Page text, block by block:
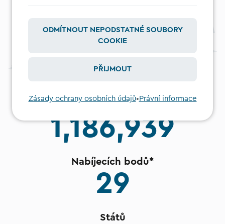
1,186,939
Nabíjecích bodů*
29
Států
ODMÍTNOUT NEPODSTATNÉ SOUBORY
COOKIE
PŘIJMOUT
Zásady ochrany osobních údajů• Právní informace